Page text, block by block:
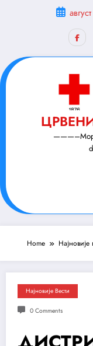
Home Најновије
Најновије Вести
0 Comments